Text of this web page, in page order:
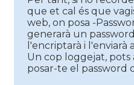
que et cal és que
web, on posa -
generarà un
l'encriptarà i l'enviarà
Un cop loggejat, pots
posar-te el password